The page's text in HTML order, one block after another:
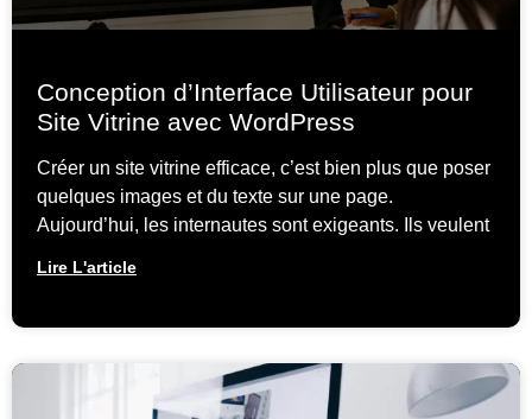
Conception d’Interface Utilisateur pour
Site Vitrine avec WordPress
Créer un site vitrine efficace, c’est bien plus que poser
quelques images et du texte sur une page.
Aujourd’hui, les internautes sont exigeants. Ils veulent
Lire L'article